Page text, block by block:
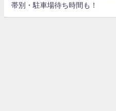
帯別・駐車場待ち時間も！